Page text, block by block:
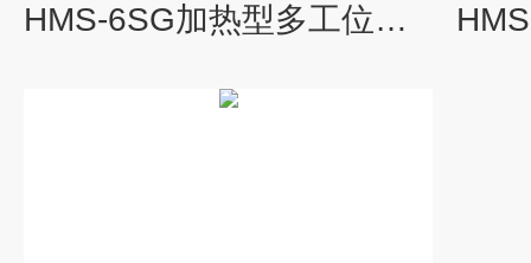
HMS-6SG加热型多工位磁力搅拌器沪析